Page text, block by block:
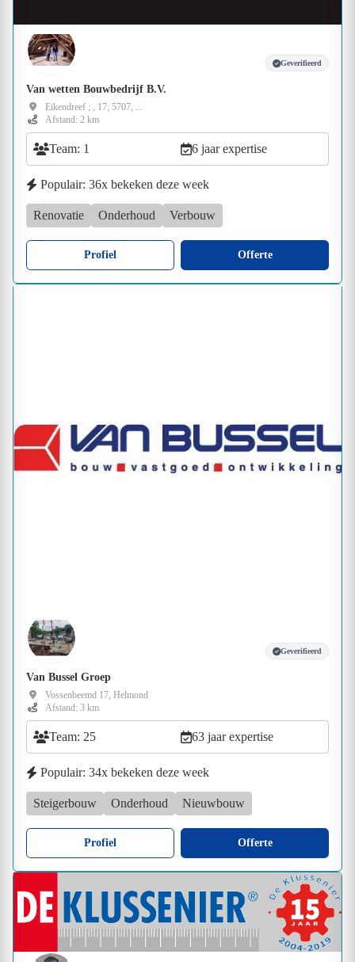
Geverifieerd
Van wetten Bouwbedrijf B.V.
Eikendreef ; , 17; 5707, ...
Afstand: 2 km
Team: 1 6 jaar expertise
Populair: 36x bekeken deze week
Renovatie Onderhoud Verbouw
Profiel Offerte
Geverifieerd
Van Bussel Groep
Vossenbeemd 17, Helmond
Afstand: 3 km
Team: 25 63 jaar expertise
Populair: 34x bekeken deze week
Steigerbouw Onderhoud Nieuwbouw
Profiel Offerte